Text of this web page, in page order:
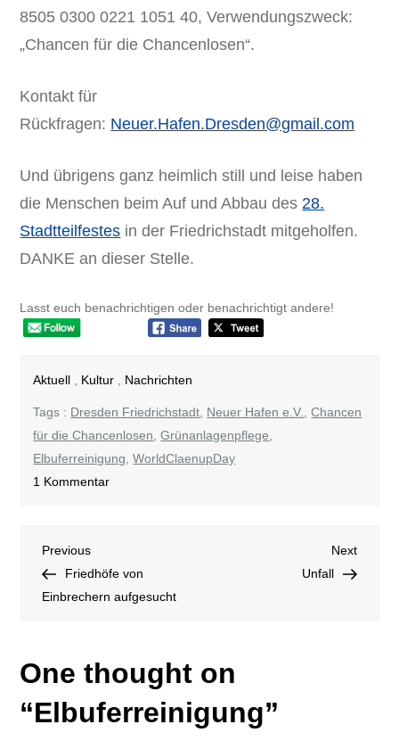
8505 0300 0221 1051 40, Verwendungszweck:
„Chancen für die Chancenlosen“.
Kontakt für
Rückfragen: Neuer.Hafen.Dresden@gmail.com
Und übrigens ganz heimlich still und leise haben
die Menschen beim Auf und Abbau des28.
Stadtteilfestes in der Friedrichstadt mitgeholfen.
DANKE an dieser Stelle.
Lasst euch benachrichtigen oder benachrichtigt andere!
Aktuell Kultur Nachrichten
Tags : Dresden Friedrichstadt Neuer Hafen e.V. ,Chancen
für die Chancenlosen ,Grünanlagenpflege
Elbuferreinigung ,WorldClaenupDay
1 Kommentarzu
Beitragsnavigation
Previous
Post
Previous
Friedhöfe von
Einbrechern aufgesucht
Next
Post
Next
Unfall
One thought on
“Elbuferreinigung”